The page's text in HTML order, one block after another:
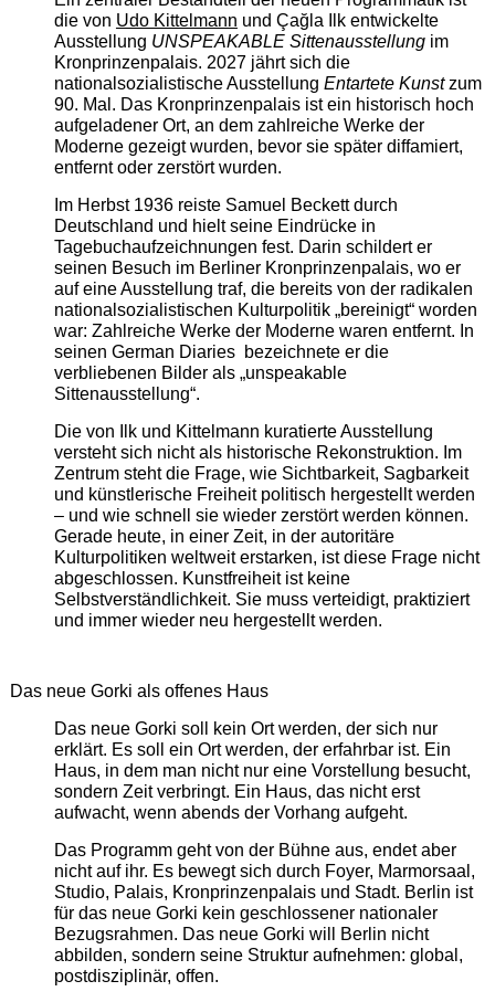
die von Udo Kittelmann und Çağla Ilk entwickelte
Ausstellung UNSPEAKABLE Sittenausstellungim
Kronprinzenpalais. 2027 jährt sich die
nationalsozialistische Ausstellung Entartete Kunstzum
90. Mal. Das Kronprinzenpalais ist ein historisch hoch
aufgeladener Ort, an dem zahlreiche Werke der
Moderne gezeigt wurden, bevor sie später diffamiert,
entfernt oder zerstört wurden.
Im Herbst 1936 reiste Samuel Beckett durch
Deutschland und hielt seine Eindrücke in
Tagebuchaufzeichnungen fest. Darin schildert er
seinen Besuch im Berliner Kronprinzenpalais, wo er
auf eine Ausstellung traf, die bereits von der radikalen
nationalsozialistischen Kulturpolitik „bereinigt“ worden
war: Zahlreiche Werke der Moderne waren entfernt. In
seinen German Diaries bezeichnete er die
verbliebenen Bilder als „unspeakable
Sittenausstellung“.
Die von Ilk und Kittelmann kuratierte Ausstellung
versteht sich nicht als historische Rekonstruktion. Im
Zentrum steht die Frage, wie Sichtbarkeit, Sagbarkeit
und künstlerische Freiheit politisch hergestellt werden
– und wie schnell sie wieder zerstört werden können.
Gerade heute, in einer Zeit, in der autoritäre
Kulturpolitiken weltweit erstarken, ist diese Frage nicht
abgeschlossen. Kunstfreiheit ist keine
Selbstverständlichkeit. Sie muss verteidigt, praktiziert
und immer wieder neu hergestellt werden.
Das neue Gorki als offenes Haus
Das neue Gorki soll kein Ort werden, der sich nur
erklärt. Es soll ein Ort werden, der erfahrbar ist. Ein
Haus, in dem man nicht nur eine Vorstellung besucht,
sondern Zeit verbringt. Ein Haus, das nicht erst
aufwacht, wenn abends der Vorhang aufgeht.
Das Programm geht von der Bühne aus, endet aber
nicht auf ihr. Es bewegt sich durch Foyer, Marmorsaal,
Studio, Palais, Kronprinzenpalais und Stadt. Berlin ist
für das neue Gorki kein geschlossener nationaler
Bezugsrahmen. Das neue Gorki will Berlin nicht
abbilden, sondern seine Struktur aufnehmen: global,
postdisziplinär, offen.